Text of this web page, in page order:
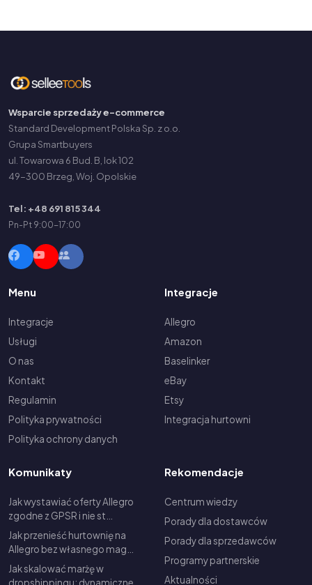
Wsparcie sprzedaży e-commerce
Standard Development Polska Sp. z o.o.
Grupa Smartbuyers
ul. Towarowa 6 Bud. B, lok 102
49-300 Brzeg, Woj. Opolskie
Tel: +48 691 815 344
Pn-Pt 9:00-17:00
Menu
Integracje
Usługi
O nas
Kontakt
Regulamin
Polityka prywatności
Polityka ochrony danych
Integracje
Allegro
Amazon
Baselinker
eBay
Etsy
Integracja hurtowni
Komunikaty
Jak wystawiać oferty Allegro
zgodne z GPSR i nie st…
Jak przenieść hurtownię na
Allegro bez własnego mag…
Jak skalować marżę w
dropshippingu: dynamiczne
Rekomendacje
Centrum wiedzy
Porady dla dostawców
Porady dla sprzedawców
Programy partnerskie
Aktualności